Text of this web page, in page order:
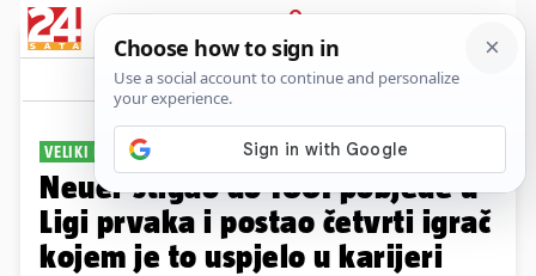
PRIJAVA
Sport Komentari
VELIKI POTHVAT
Neuer stigao do 100. pobjede u
Ligi prvaka i postao četvrti igrač
kojem je to uspjelo u karijeri